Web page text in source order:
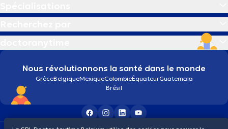
Nous révolutionnons la santé dans le monde
GrèceBelgiqueMexiqueColombieÉquateurGuatemala
Brésil